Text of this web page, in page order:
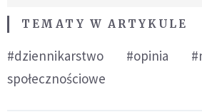
TEMATY W ARTYKULE
#dziennikarstwo #opinia
społecznościowe